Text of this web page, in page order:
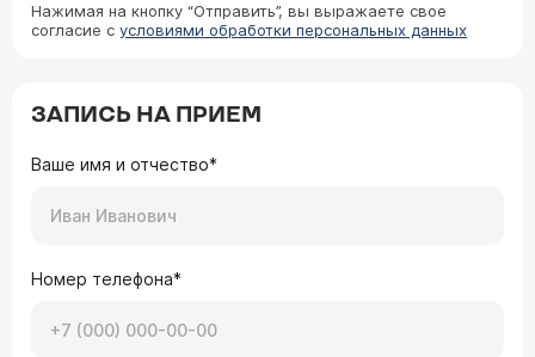
Нажимая на кнопку “Отправить”, вы выражаете свое
согласие с условиями обработки персональных данных
ЗАПИСЬ НА ПРИЕМ
Ваше имя и отчество*
Номер телефона*